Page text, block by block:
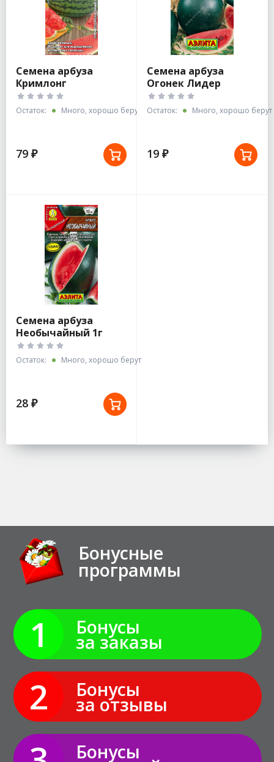
Семена арбуза
Кримлонг
Остаток: Много, хорошо берут
79 ₽
Семена арбуза
Огонек Лидер
Остаток: Много, хорошо берут
19 ₽
Семена арбуза
Необычайный 1г
Остаток: Много, хорошо берут
28 ₽
Бонусные
программы
1 Бонусы
за заказы
2 Бонусы
за отзывы
Бонусы